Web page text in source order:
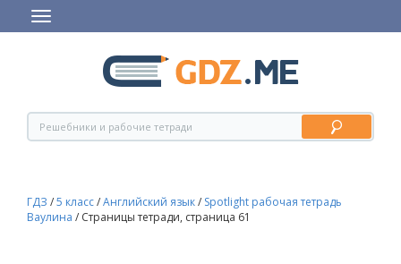
ГДЗ /5 класс/Английский язык/ Spotlight рабочая тетрадь
Ваулина / Страницы тетради, страница 61